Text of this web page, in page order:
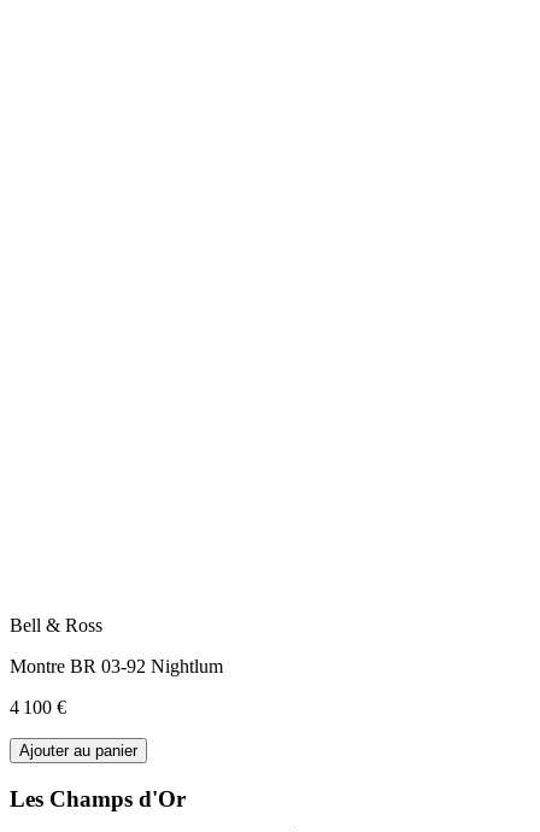
Bell & Ross
Montre BR 03-92 Nightlum
4 100 €
Ajouter au panier
Les Champs d'Or